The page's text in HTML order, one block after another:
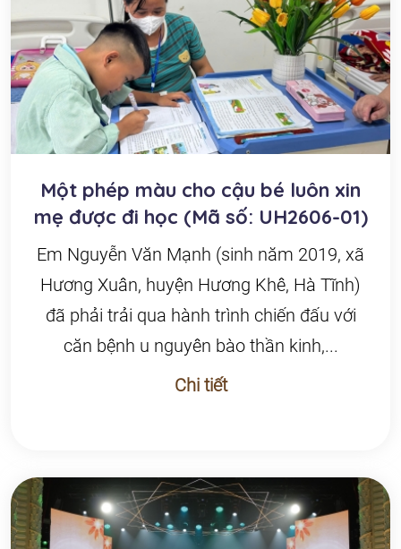
Một phép màu cho cậu bé luôn xin
mẹ được đi học (Mã số: UH2606-01)
Em Nguyễn Văn Mạnh (sinh năm 2019, xã
Hương Xuân, huyện Hương Khê, Hà Tĩnh)
đã phải trải qua hành trình chiến đấu với
căn bệnh u nguyên bào thần kinh,...
Chi tiết